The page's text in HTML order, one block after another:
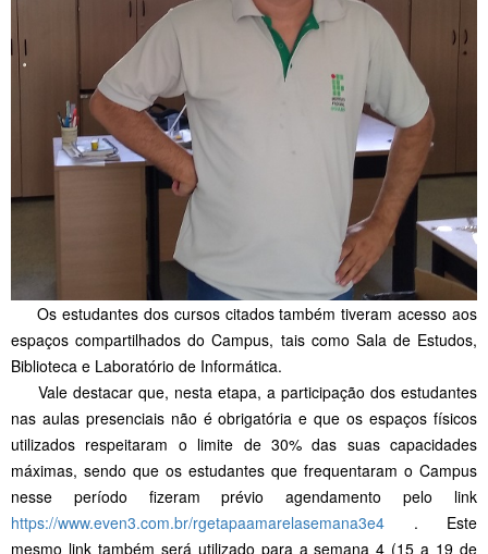
Os estudantes dos cursos citados também tiveram acesso aos
espaços compartilhados do Campus, tais como Sala de Estudos,
Biblioteca e Laboratório de Informática.
Vale destacar que, nesta etapa, a participação dos estudantes
nas aulas presenciais não é obrigatória e que os espaços físicos
utilizados respeitaram o limite de 30% das suas capacidades
máximas, sendo que os estudantes que frequentaram o Campus
nesse período fizeram prévio agendamento pelo link
https://www.even3.com.br/rgetapaamarelasemana3e4 . Este
mesmo link também será utilizado para a semana 4 (15 a 19 de